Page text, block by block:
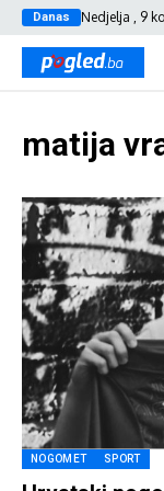
Danas Nedjelja , 9
matija
NOGOMET SPORT